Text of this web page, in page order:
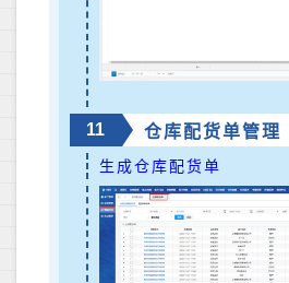
11 仓库配货单管理
生成仓库配货单